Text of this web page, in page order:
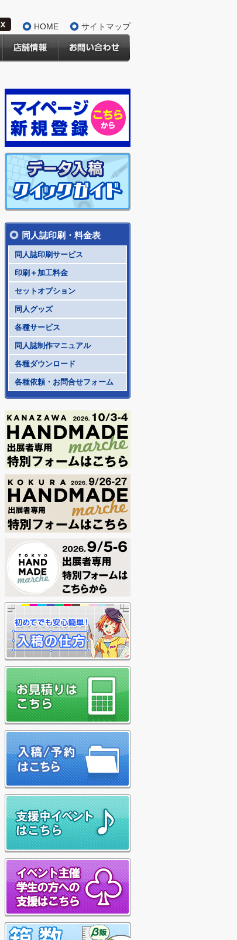
HOME サイトマップ
同人誌印刷・料金表
同人誌印刷サービス
印刷＋加工料金
セットオプション
同人グッズ
各種サービス
同人誌制作マニュアル
各種ダウンロード
各種依頼・お問合せフォーム